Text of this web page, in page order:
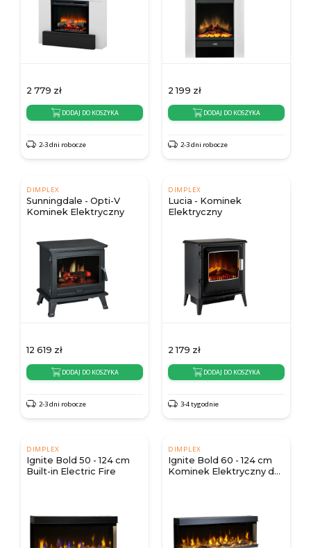
2 779 zł
DODAJ DO KOSZYKA
2-3 dni robocze
2 199 zł
DODAJ DO KOSZYKA
2-3 dni robocze
DIMPLEX
Sunningdale - Opti-V
Kominek Elektryczny
12 619 zł
DODAJ DO KOSZYKA
2-3 dni robocze
DIMPLEX
Lucia - Kominek
Elektryczny
2 179 zł
DODAJ DO KOSZYKA
3-4 tygodnie
DIMPLEX
Ignite Bold 50 - 124 cm
Built-in Electric Fire
DIMPLEX
Ignite Bold 60 - 124 cm
Kominek Elektryczny do